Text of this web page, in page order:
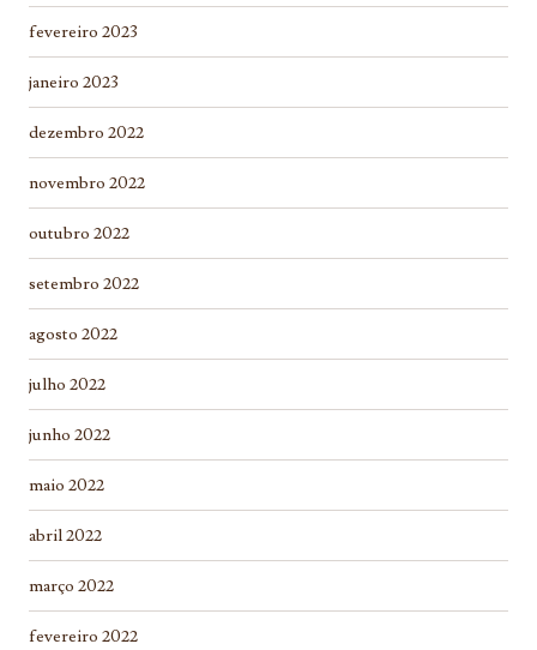
fevereiro 2023
janeiro 2023
dezembro 2022
novembro 2022
outubro 2022
setembro 2022
agosto 2022
julho 2022
junho 2022
maio 2022
abril 2022
março 2022
fevereiro 2022